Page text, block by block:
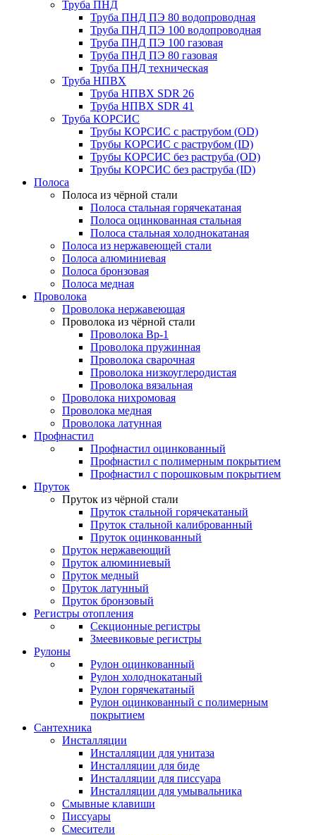
Труба ПНД
Труба ПНД ПЭ 80 водопроводная
Труба ПНД ПЭ 100 водопроводная
Труба ПНД ПЭ 100 газовая
Труба ПНД ПЭ 80 газовая
Труба ПНД техническая
Труба НПВХ
Труба НПВХ SDR 26
Труба НПВХ SDR 41
Труба КОРСИС
Трубы КОРСИС с раструбом (OD)
Трубы КОРСИС с раструбом (ID)
Трубы КОРСИС без раструба (OD)
Трубы КОРСИС без раструба (ID)
Полоса
Полоса из чёрной стали
Полоса стальная горячекатаная
Полоса оцинкованная стальная
Полоса стальная холоднокатаная
Полоса из нержавеющей стали
Полоса алюминиевая
Полоса бронзовая
Полоса медная
Проволока
Проволока нержавеющая
Проволока из чёрной стали
Проволока Вр-1
Проволока пружинная
Проволока сварочная
Проволока низкоуглеродистая
Проволока вязальная
Проволока нихромовая
Проволока медная
Проволока латунная
Профнастил
Профнастил оцинкованный
Профнастил с полимерным покрытием
Профнастил с порошковым покрытием
Пруток
Пруток из чёрной стали
Пруток стальной горячекатаный
Пруток стальной калиброванный
Пруток оцинкованный
Пруток нержавеющий
Пруток алюминиевый
Пруток медный
Пруток латунный
Пруток бронзовый
Регистры отопления
Секционные регистры
Змеевиковые регистры
Рулоны
Рулон оцинкованный
Рулон холоднокатаный
Рулон горячекатаный
Рулон оцинкованный с полимерным
покрытием
Сантехника
Инсталляции
Инсталляции для унитаза
Инсталляции для биде
Инсталляции для писсуара
Инсталляции для умывальника
Смывные клавиши
Писсуары
Смесители